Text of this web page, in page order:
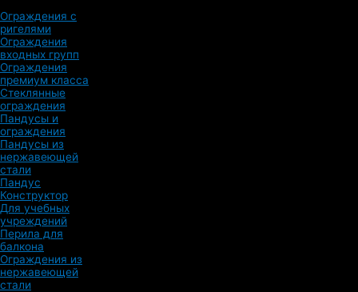
Ограждения с
ригелями
Ограждения
входных групп
Ограждения
премиум класса
Стеклянные
ограждения
Пандусы и
ограждения
Пандусы из
нержавеющей
стали
Пандус
Конструктор
Для учебных
учреждений
Перила для
балкона
Ограждения из
нержавеющей
стали